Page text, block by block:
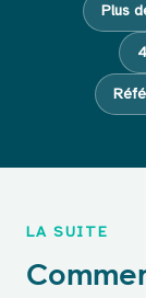
Plus
LA SUITE